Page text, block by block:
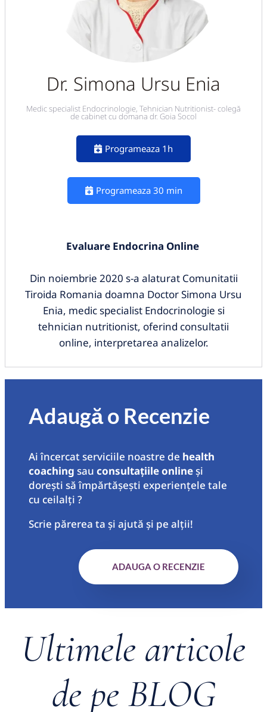
Dr. Simona Ursu Enia
Medic specialist Endocrinologie, Tehnician Nutritionist- colegă
de cabinet cu domana dr. Goia Socol
Programeaza 1h
Programeaza 30 min
Evaluare Endocrina Online
Din noiembrie 2020 s-a alaturat Comunitatii
Tiroida Romania doamna Doctor Simona Ursu
Enia, medic specialist Endocrinologie si
tehnician nutritionist, oferind consultatii
online, interpretarea analizelor.
Adaugă o Recenzie
Ai încercat serviciile noastre de health
coaching sau consultațiile onlineși
dorești să împărtășești experiențele tale
cu ceilalți ?
Scrie părerea ta şi ajută şi pe alţii!
ADAUGA O RECENZIE
Ultimele articole
de pe BLOG